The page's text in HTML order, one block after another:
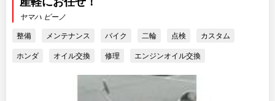
ヤマハ ビーノ
整備 メンテナンス バイク 二輪 点検 カスタム
ホンダ オイル交換 修理 エンジンオイル交換